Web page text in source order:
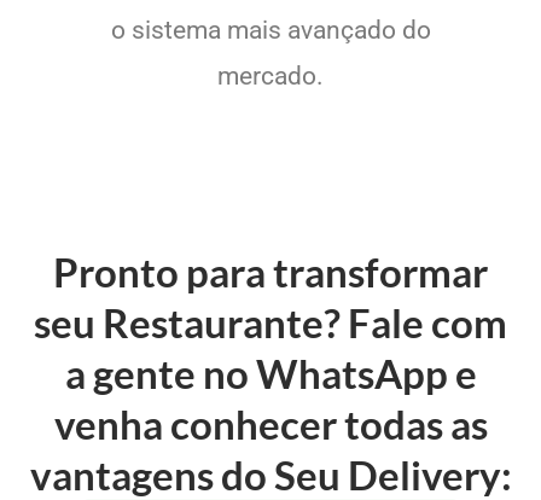
o sistema mais avançado do
mercado.
Pronto para transformar
seu Restaurante? Fale com
a gente no WhatsApp e
venha conhecer todas as
vantagens do Seu Delivery: